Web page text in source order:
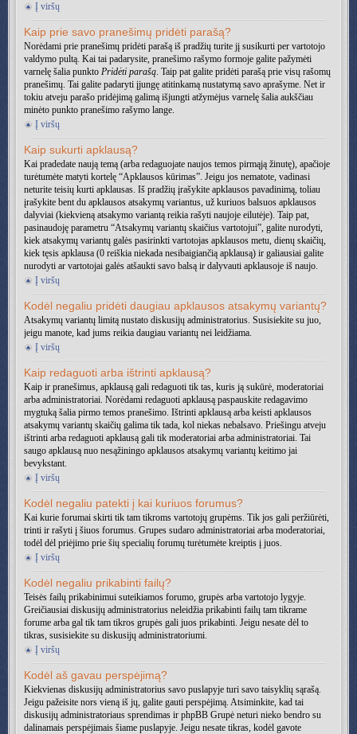
Į viršų
Kaip prie savo pranešimų pridėti parašą?
Norėdami prie pranešimų pridėti parašą iš pradžių turite jį susikurti per vartotojo
valdymo pultą. Kai tai padarysite, pranešimo rašymo formoje galite pažymėti
varnelę šalia punkto Pridėti parašą. Taip pat galite pridėti parašą prie visų rašomų
pranešimų. Tai galite padaryti įjungę atitinkamą nustatymą savo aprašyme. Net ir
tokiu atveju parašo pridėjimą galimą išjungti atžymėjus varnelę šalia aukščiau
minėto punkto pranešimo rašymo lange.
Į viršų
Kaip sukurti apklausą?
Kai pradedate naują temą (arba redaguojate naujos temos pirmąją žinutę), apačioje
turėtumėte matyti kortelę “Apklausos kūrimas”. Jeigu jos nematote, vadinasi
neturite teisių kurti apklausas. Iš pradžių įrašykite apklausos pavadinimą, toliau
įrašykite bent du apklausos atsakymų variantus, už kuriuos balsuos apklausos
dalyviai (kiekvieną atsakymo variantą reikia rašyti naujoje eilutėje). Taip pat,
pasinaudoję parametru “Atsakymų variantų skaičius vartotojui”, galite nurodyti,
kiek atsakymų variantų galės pasirinkti vartotojas apklausos metu, dienų skaičių,
kiek tęsis apklausa (0 reiškia niekada nesibaigiančią apklausą) ir galiausiai galite
nurodyti ar vartotojai galės atšaukti savo balsą ir dalyvauti apklausoje iš naujo.
Į viršų
Kodėl negaliu pridėti daugiau apklausos atsakymų variantų?
Atsakymų variantų limitą nustato diskusijų administratorius. Susisiekite su juo,
jeigu manote, kad jums reikia daugiau variantų nei leidžiama.
Į viršų
Kaip redaguoti arba ištrinti apklausą?
Kaip ir pranešimus, apklausą gali redaguoti tik tas, kuris ją sukūrė, moderatoriai
arba administratoriai. Norėdami redaguoti apklausą paspauskite redagavimo
mygtuką šalia pirmo temos pranešimo. Ištrinti apklausą arba keisti apklausos
atsakymų variantų skaičių galima tik tada, kol niekas nebalsavo. Priešingu atveju
ištrinti arba redaguoti apklausą gali tik moderatoriai arba administratoriai. Tai
saugo apklausą nuo nesąžiningo apklausos atsakymų variantų keitimo jai
bevykstant.
Į viršų
Kodėl negaliu patekti į kai kuriuos forumus?
Kai kurie forumai skirti tik tam tikroms vartotojų grupėms. Tik jos gali peržiūrėti,
trinti ir rašyti į šiuos forumus. Grupes sudaro administratoriai arba moderatoriai,
todėl dėl priėjimo prie šių specialių forumų turėtumėte kreiptis į juos.
Į viršų
Kodėl negaliu prikabinti failų?
Teisės failų prikabinimui suteikiamos forumo, grupės arba vartotojo lygyje.
Greičiausiai diskusijų administratorius neleidžia prikabinti failų tam tikrame
forume arba gal tik tam tikros grupės gali juos prikabinti. Jeigu nesate dėl to
tikras, susisiekite su diskusijų administratoriumi.
Į viršų
Kodėl aš gavau perspėjimą?
Kiekvienas diskusijų administratorius savo puslapyje turi savo taisyklių sąrašą.
Jeigu pažeisite nors vieną iš jų, galite gauti perspėjimą. Atsiminkite, kad tai
diskusijų administratoriaus sprendimas ir phpBB Grupė neturi nieko bendro su
dalinamais perspėjimais šiame puslapyje. Jeigu nesate tikras, kodėl gavote